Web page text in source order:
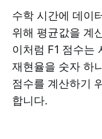
수학 시간에 데이
위해 평균값을 계
이처럼 F1 점수는
재현율을 숫자 하
점수를 계산하기
합니다.